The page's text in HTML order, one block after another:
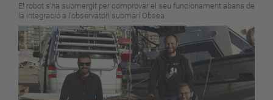
El robot s'ha submergit per comprovar el seu funcionament abans de
la integració a l'observatori submarí Obsea